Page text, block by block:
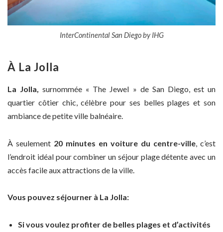
InterContinental San Diego by IHG
À La Jolla
La Jolla, surnommée « The Jewel » de San Diego, est un
quartier côtier chic, célèbre pour ses belles plages et son
ambiance de petite ville balnéaire.
À seulement 20 minutes en voiture du centre-ville, c’est
l’endroit idéal pour combiner un séjour plage détente avec un
accès facile aux attractions de la ville.
Vous pouvez séjourner à La Jolla:
Si vous voulez profiter de belles plages et d’activités